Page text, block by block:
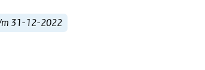
m 31-12-2022